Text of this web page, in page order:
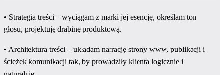
• Strategia treści – wyciągam z marki jej esencję, określam ton
głosu, projektuję drabinę produktową.
• Architektura treści – układam narrację strony www, publikacji i
ścieżek komunikacji tak, by prowadziły klienta logicznie i